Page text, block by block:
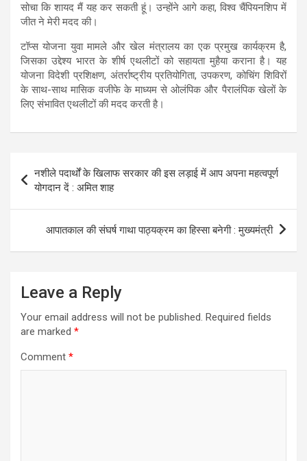
सोचा कि शायद मैं यह कर सकती हूं। उन्होंने आगे कहा, विश्व चैंपियनशिप में
जीत ने मेरी मदद की।
टॉप्‍स योजना युवा मामले और खेल मंत्रालय का एक प्रमुख कार्यक्रम है,
जिसका उद्देश्य भारत के शीर्ष एथलीटों को सहायता मुहैया कराना है। यह
योजना विदेशी प्रशिक्षण, अंतर्राष्ट्रीय प्रतियोगिता, उपकरण, कोचिंग शिविरों
के साथ-साथ मासिक वजीफे के माध्यम से ओलंपिक और पैरालंपिक खेलों के
लिए संभावित एथलीटों की मदद करती है।
navigation
नशीले पदार्थों के खिलाफ सरकार की इस लड़ाई में आप अपना महत्‍वपूर्ण
योगदान दें : अमित शाह
आपातकाल की संघर्ष गाथा पाठ्यक्रम का हिस्सा बनेगी : मुख्यमंत्री
Leave a Reply
Your email address will not be published. Required fields
are marked *
Comment *